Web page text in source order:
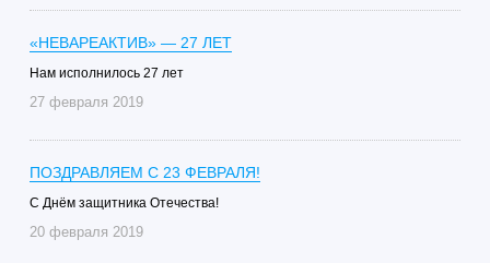
«НЕВАРЕАКТИВ» — 27 ЛЕТ
Нам исполнилось 27 лет
27 февраля 2019
ПОЗДРАВЛЯЕМ С 23 ФЕВРАЛЯ!
C Днём защитника Отечества!
20 февраля 2019